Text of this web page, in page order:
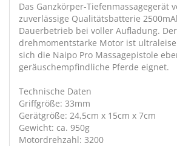
Das Ganzkörper-Tiefenmassagegerät
zuverlässige Qualitätsbatterie
Dauerbetrieb bei voller Aufladung. Der
drehmomentstarke Motor ist ultraleise
sich die Naipo Pro Massagepistole
geräuschempfindliche Pferde eignet.
Technische Daten
Griffgröße: 33mm
Gerätgröße: 24,5cm x 15cm x 7cm
Gewicht: ca. 950g
Motordrehzahl: 3200